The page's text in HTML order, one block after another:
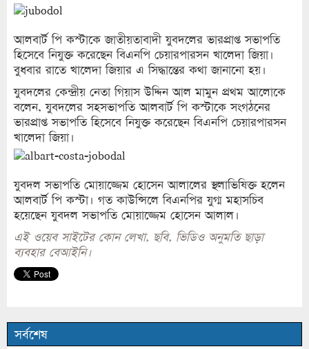
আলবার্ট পি কস্টাকে জাতীয়তাবাদী যুবদলের ভারপ্রাপ্ত সভাপতি
হিসেবে নিযুক্ত করেছেন বিএনপি চেয়ারপারসন খালেদা জিয়া।
বুধবার রাতে খালেদা জিয়ার এ সিদ্ধান্তের কথা জানানো হয়।
যুবদলের কেন্দ্রীয় নেতা গিয়াস উদ্দিন আল মামুন প্রথম আলোকে
বলেন, যুবদলের সহসভাপতি আলবার্ট পি কস্টাকে সংগঠনের
ভারপ্রাপ্ত সভাপতি হিসেবে নিযুক্ত করেছেন বিএনপি চেয়ারপারসন
খালেদা জিয়া।
যুবদল সভাপতি মোয়াজ্জেম হোসেন আলালের স্থলাভিষিক্ত হলেন
আলবার্ট পি কস্টা। গত কাউন্সিলে বিএনপির যুগ্ম মহাসচিব
হয়েছেন যুবদল সভাপতি মোয়াজ্জেম হোসেন আলাল।
এই ওয়েব সাইটের কোন লেখা, ছবি, ভিডিও অনুমতি ছাড়া
ব্যবহার বেআইনি।
সর্বশেষ